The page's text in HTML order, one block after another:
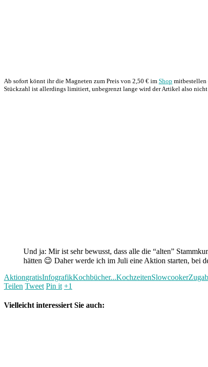
Ab sofort könnt ihr die Magneten zum Preis von 2,50 € im Shop mitbestellen
Stückzahl ist allerdings limitiert, unbegrenzt lange wird der Artikel also nicht
Und ja: Mir ist sehr bewusst, dass alle die “alten”
hätten 😉 Daher werde ich im Juli eine Aktion starten, bei
AktiongratisInfografikKochbücher...KochzeitenSlowcooker
Teilen Tweet Pin it +1
Vielleicht interessiert Sie auch: